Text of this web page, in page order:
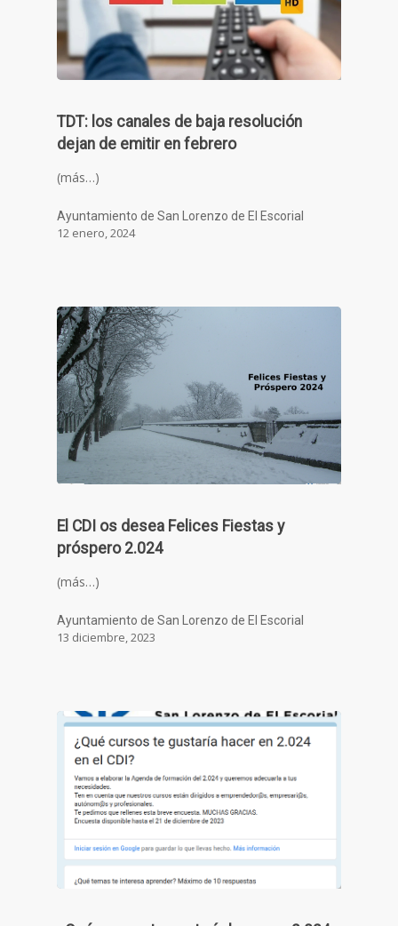
TDT: los canales de baja resolución
dejan de emitir en febrero
(más…)
Ayuntamiento de San Lorenzo de El Escorial
12 enero, 2024
El CDI os desea Felices Fiestas y
próspero 2.024
(más…)
Ayuntamiento de San Lorenzo de El Escorial
13 diciembre, 2023